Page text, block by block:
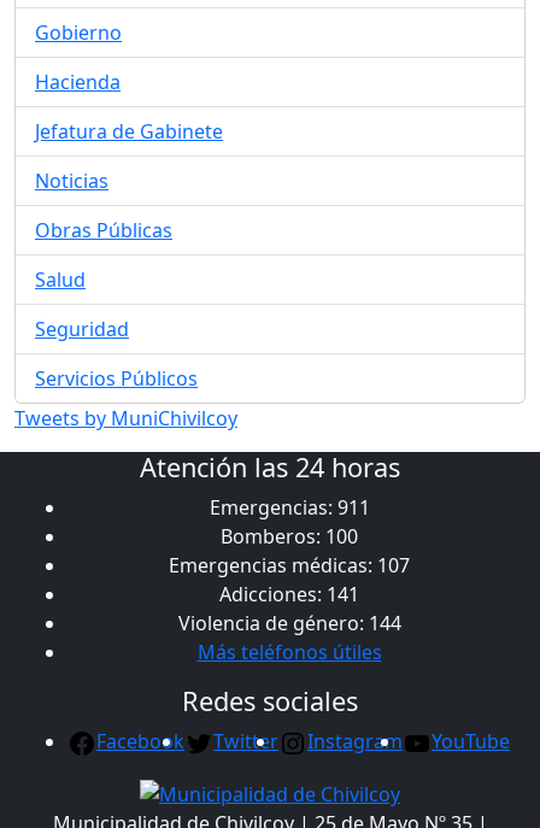
Gobierno
Hacienda
Jefatura de Gabinete
Noticias
Obras Públicas
Salud
Seguridad
Servicios Públicos
Tweets by MuniChivilcoy
Atención las 24 horas
Emergencias: 911
Bomberos: 100
Emergencias médicas: 107
Adicciones: 141
Violencia de género: 144
Más teléfonos útiles
Redes sociales
Facebook Twitter Instagram YouTube
Municipalidad de Chivilcoy | 25 de Mayo Nº 35 |